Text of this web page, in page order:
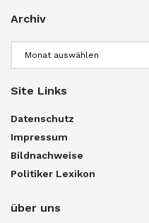
Archiv
Site Links
Datenschutz
Impressum
Bildnachweise
Politiker Lexikon
über uns